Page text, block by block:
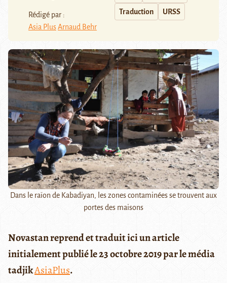
Rédigé par :
Asia PlusArnaud Behr
Traduction URSS
Dans le raïon de Kabadiyan, les zones contaminées se trouvent aux
portes des maisons
Novastan reprend et traduit ici un article
initialement publié le 23 octobre 2019 par le média
tadjikAsiaPlus.